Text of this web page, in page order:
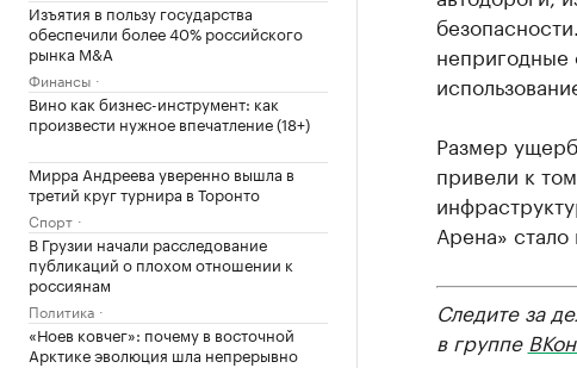
Изъятия в пользу государства
обеспечили более 40% российского
рынка M&A
Финансы
Вино как бизнес-инструмент: как
произвести нужное впечатление (18+)
Мирра Андреева уверенно вышла в
третий круг турнира в Торонто
Спорт
В Грузии начали расследование
публикаций о плохом отношении к
россиянам
Политика
«Ноев ковчег»: почему в восточной
Арктике эволюция шла непрерывно
непригодные
Размер
привели к
Арена»
Следите за
в группе